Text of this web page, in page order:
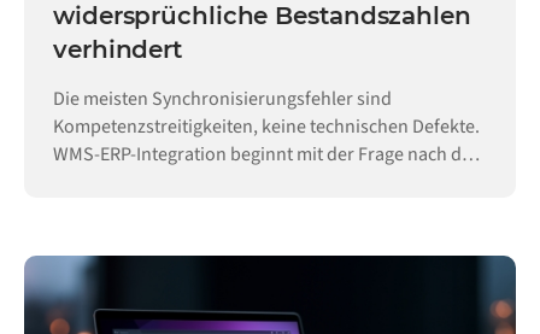
widersprüchliche Bestandszahlen
verhindert
Die meisten Synchronisierungsfehler sind
Kompetenzstreitigkeiten, keine technischen Defekte.
WMS-ERP-Integration beginnt mit der Frage nach der